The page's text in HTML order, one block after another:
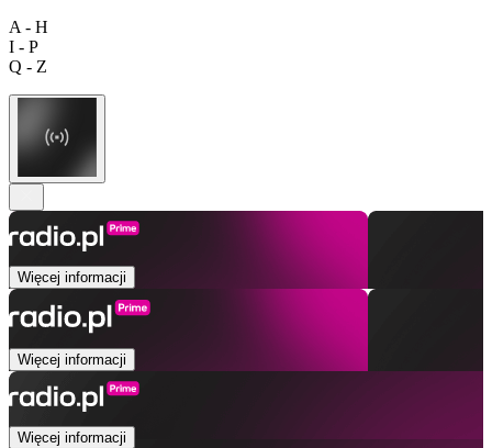
A - H
I - P
Q - Z
Więcej informacji
Więcej informacji
Więcej informacji